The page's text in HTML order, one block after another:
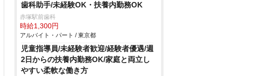
歯科助手/未経験OK・扶養内勤務OK
赤塚駅前歯科
時給1,300円
アルバイト・パート / 東京都
児童指導員/未経験者歓迎/経験者優遇/週
2日からの扶養内勤務OK/家庭と両立し
すい柔軟な働き方